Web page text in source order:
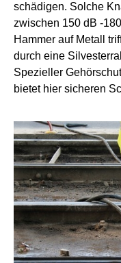
schädigen. Solche
zwischen 150 dB -
Hammer auf Metall
durch eine
Spezieller
bietet hier sicheren